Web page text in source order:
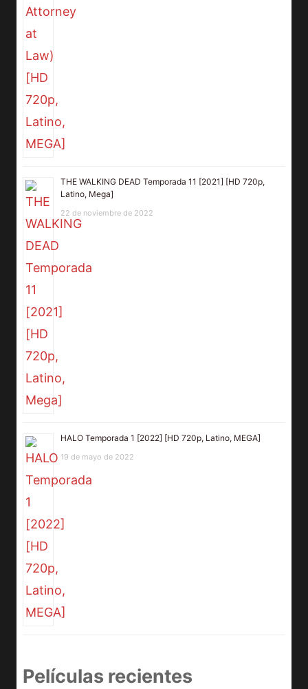
THE WALKING DEAD Temporada 11 [2021] [HD 720p,
Latino, Mega]
22 de noviembre de 2022
HALO Temporada 1 [2022] [HD 720p, Latino, MEGA]
19 de mayo de 2022
Películas recientes